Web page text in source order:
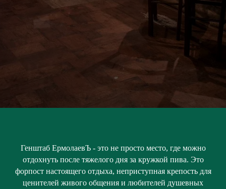
Генштаб ЕрмолаевЪ - это не просто место, где можно
отдохнуть после тяжелого дня за кружкой пива. Это
форпост настоящего отдыха, неприступная крепость для
ценителей живого общения и любителей душевных